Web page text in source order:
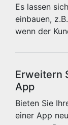
Es lassen
einbauen,
wenn der
Erweitern
App
Bieten Sie
einer App